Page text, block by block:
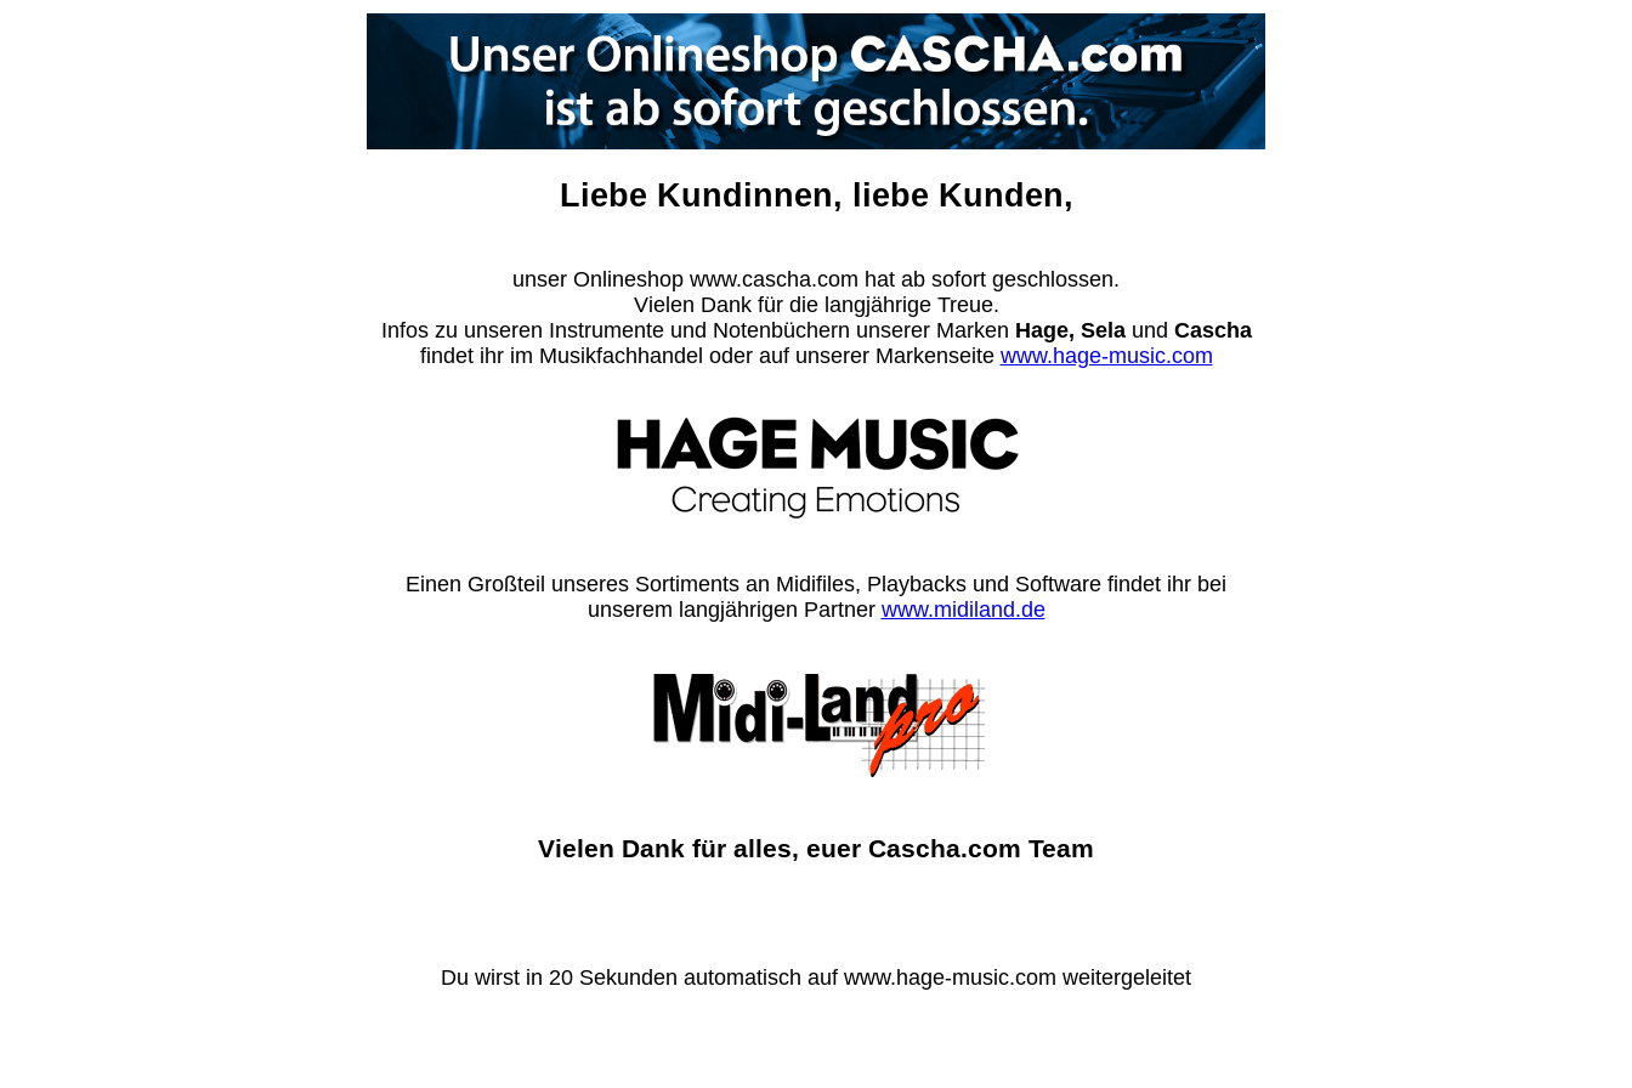
Liebe Kundinnen, liebe Kunden,
unser Onlineshop www.cascha.com hat ab sofort geschlossen.
Vielen Dank für die langjährige Treue.
Infos zu unseren Instrumente und Notenbüchern unserer Marken Hage, Selaund Cascha
findet ihr im Musikfachhandel oder auf unserer Markenseite www.hage-music.com
Einen Großteil unseres Sortiments an Midifiles, Playbacks und Software findet ihr bei
unserem langjährigen Partner www.midiland.de
Vielen Dank für alles, euer Cascha.com Team
Du wirst in 20 Sekunden automatisch auf www.hage-music.com weitergeleitet